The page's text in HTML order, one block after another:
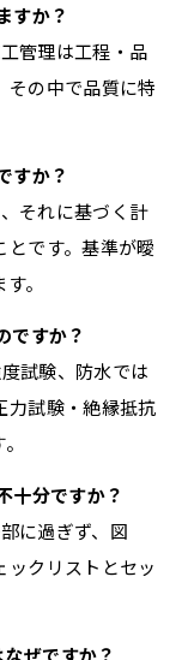
すか？
管理は工程・品
その中で品質に特
すか？
それに基づく計
です。基準が曖
。
ですか？
試験、防水では
力試験・絶縁抵抗
十分ですか？
に過ぎず、図
クリストとセッ
ぜですか？